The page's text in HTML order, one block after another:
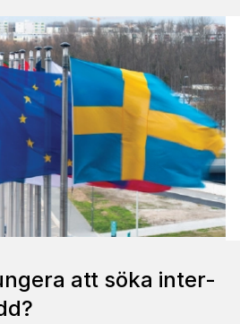
att söka inter­